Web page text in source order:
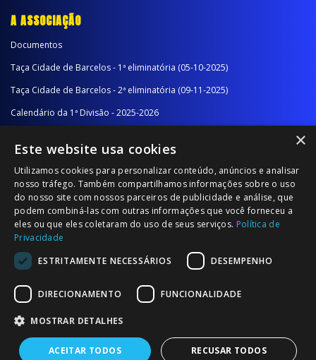
A ASSOCIAÇÃO
Documentos
Taça Cidade de Barcelos - 1ª eliminatória (05-10-2025)
Taça Cidade de Barcelos - 2ª eliminatória (09-11-2025)
Calendário da 1ª Divisão - 2025-2026
Calendário da 2ª Divisão - Série B - 2025-2026
Calendário da Época
NOTÍCIAS/COMUNICADOS
Notícias
Comunicados
© 2026 Associação Futebol Popular Barcelos
×
Este website usa cookies
Utilizamos cookies para personalizar conteúdo, anúncios e analisar
nosso tráfego. Também compartilhamos informações sobre o uso
do nosso site com nossos parceiros de publicidade e análise, que
podem combiná-las com outras informações que você forneceu a
eles ou que eles coletaram do uso de seus serviços. Política de
Privacidade
ESTRITAMENTE NECESSÁRIOS
DESEMPENHO
DIRECIONAMENTO FUNCIONALIDADE
MOSTRAR DETALHES
ACEITAR TODOS RECUSAR TODOS